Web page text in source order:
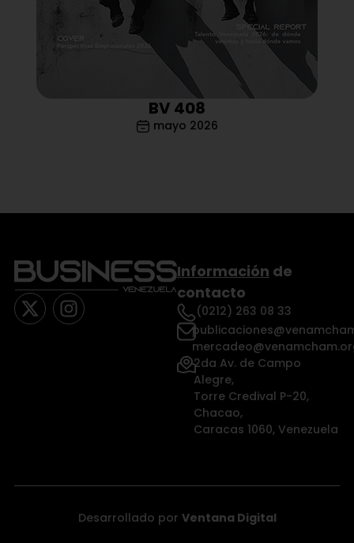
BV 408
mayo 2026
Información de
contacto
(0212) 263 08 33
2da Av. de Campo
Alegre,
Torre Credival P-20,
Chacao,
Caracas 1060, Venezuela
Desarrollado por Ventana Digital